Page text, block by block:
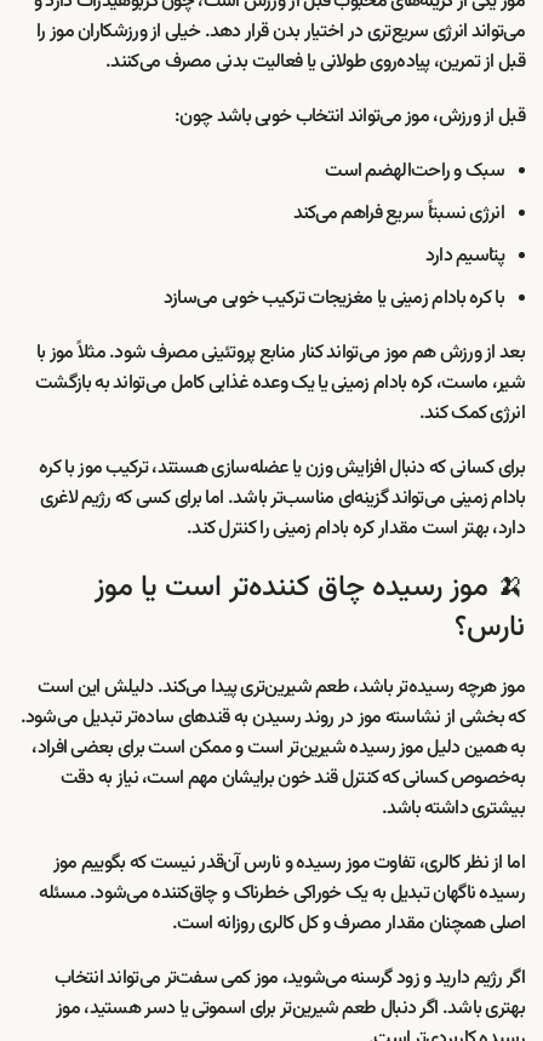
می‌تواند انرژی سریع‌تری در اختیار بدن قرار دهد. خیلی از ورزشکاران موز را
قبل از تمرین، پیاده‌روی طولانی یا فعالیت بدنی مصرف می‌کنند.
قبل از ورزش، موز می‌تواند انتخاب خوبی باشد چون:
سبک و راحت‌الهضم است
انرژی نسبتاً سریع فراهم می‌کند
پتاسیم دارد
با کره بادام زمینی یا مغزیجات ترکیب خوبی می‌سازد
بعد از ورزش هم موز می‌تواند کنار منابع پروتئینی مصرف شود. مثلاً موز با
شیر، ماست، کره بادام زمینی یا یک وعده غذایی کامل می‌تواند به بازگشت
انرژی کمک کند.
برای کسانی که دنبال افزایش وزن یا عضله‌سازی هستند، ترکیب موز با کره
بادام زمینی می‌تواند گزینه‌ای مناسب‌تر باشد. اما برای کسی که رژیم لاغری
دارد، بهتر است مقدار کره بادام زمینی را کنترل کند.
🍌 موز رسیده چاق کننده‌تر است یا موز
نارس؟
موز هرچه رسیده‌تر باشد، طعم شیرین‌تری پیدا می‌کند. دلیلش این است
که بخشی از نشاسته موز در روند رسیدن به قندهای ساده‌تر تبدیل می‌شود.
به همین دلیل موز رسیده شیرین‌تر است و ممکن است برای بعضی افراد،
به‌خصوص کسانی که کنترل قند خون برایشان مهم است، نیاز به دقت
بیشتری داشته باشد.
اما از نظر کالری، تفاوت موز رسیده و نارس آن‌قدر نیست که بگوییم موز
رسیده ناگهان تبدیل به یک خوراکی خطرناک و چاق‌کننده می‌شود. مسئله
اصلی همچنان مقدار مصرف و کل کالری روزانه است.
اگر رژیم دارید و زود گرسنه می‌شوید، موز کمی سفت‌تر می‌تواند انتخاب
بهتری باشد. اگر دنبال طعم شیرین‌تر برای اسموتی یا دسر هستید، موز